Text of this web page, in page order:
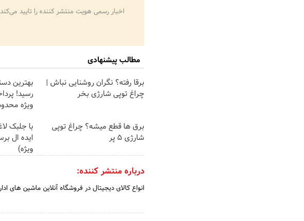
اخبار رسمی هویت منتشر کننده را تایید
مطالب پیشنهادی
برقا رفته؟ نگران روشنایی نباش |
چراغ توپی شارژی بخر
بهترین
رسید!
ویژه
برق ها قطع میشه؟ چراغ توپی
شارژی ۵ پر
ایده ال
ویژه)
درباره منتشر کننده:
انواع کالای دیجیتال در فروشگاه آنلاین ماشین های